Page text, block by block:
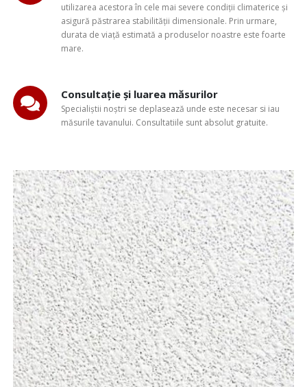
utilizarea acestora în cele mai severe condiții climaterice și
asigură păstrarea stabilității dimensionale. Prin urmare,
durata de viață estimată a produselor noastre este foarte
mare.
Consultație și luarea măsurilor
Specialiștii noștri se deplasează unde este necesar si iau
măsurile tavanului. Consultatiile sunt absolut gratuite.